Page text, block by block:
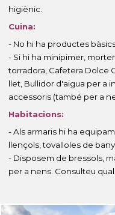
higiènic.
Cuina:
- No hi ha productes
- Si hi ha minipimer,
torradora, Cafetera Dolce
llet, Bullidor d'aigua per a
accessoris (també per a
Habitacions:
- Als armaris hi ha
llençols, tovalloles de
- Disposem de bressols,
per a nens. Consulteu